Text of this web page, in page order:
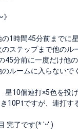
の1時間45分前までに
ステップまで他のル
45分前に一度だけ他
ルームに入らないで
10個連打×5色を投げ
10Ptですが、連打す
完了です(* 'ᵕ' )